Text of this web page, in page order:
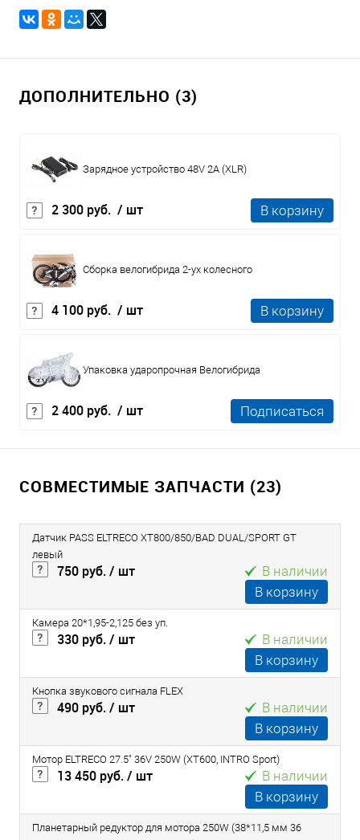
ДОПОЛНИТЕЛЬНО (3)
Зарядное устройство 48V 2A (XLR)
2 300 руб. / шт В корзину
Сборка велогибрида 2-ух колесного
4 100 руб. / шт В корзину
Упаковка ударопрочная Велогибрида
2 400 руб. / шт Подписаться
СОВМЕСТИМЫЕ ЗАПЧАСТИ (23)
Датчик PASS ELTRECO XT800/850/BAD DUAL/SPORT GT
левый
750 руб./ шт
В наличии
В корзину
Камера 20*1,95-2,125 без уп.
330 руб./ шт
В наличии
В корзину
Кнопка звукового сигнала FLEX
490 руб./ шт
В наличии
В корзину
Мотор ELTRECO 27.5" 36V 250W (XT600, INTRO Sport)
13 450 руб./ шт
В наличии
В корзину
Планетарный редуктор для мотора 250W (38*11,5 мм 36